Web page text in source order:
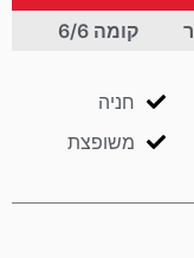
קומה 6/6
חניה
משופצת